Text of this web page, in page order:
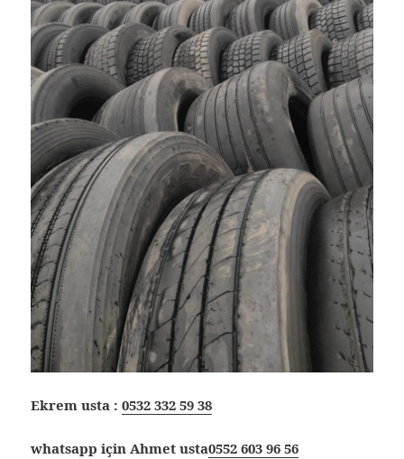
Ekrem usta :0532 332 59 38
whatsapp için Ahmet usta0552 603 96 56